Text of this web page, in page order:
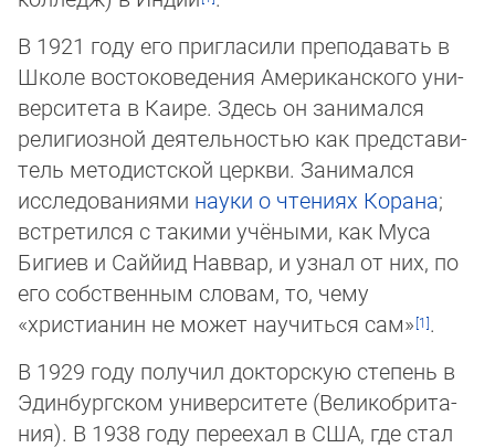
В 1921 году его пригласили преподавать в
Школе востоковедения Американского уни­
верситета в Каире. Здесь он занимался
религиозной деятельностью как предста­ви­
тель методистской церкви. Занимался
исследованиями науки о чтениях Корана;
встре­тился с такими учёными, как Муса
Бигиев и Саййид Наввар, и узнал от них, по
его соб­ствен­ным словам, то, чему
«христианин не может научиться сам»
.
В 1929 году получил докторскую степень в
Эдинбургском университете (Великобрита­
ния). В 1938 году переехал в США, где стал